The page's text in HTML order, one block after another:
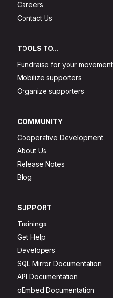
Careers
Contact Us
TOOLS TO...
Fundraise for your movement
Mobilize supporters
Organize supporters
COMMUNITY
Cooperative Development
About Us
Release Notes
Blog
SUPPORT
Trainings
Get Help
Developers
SQL Mirror Documentation
API Documentation
oEmbed Documentation